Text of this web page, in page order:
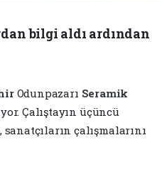
bilgi aldı ardından
Odunpazarı Seramik
Çalıştayın üçüncü
çalışmalarını